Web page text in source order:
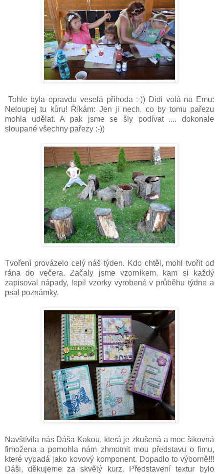
Tohle byla opravdu veselá příhoda :-)) Didi volá na Emu:
Neloupej tu kůru! Říkám: Jen ji nech, co by tomu pařezu
mohla udělat. A pak jsme se šly podívat .... dokonale
sloupané všechny pařezy :-))
Tvoření provázelo celý náš týden. Kdo chtěl, mohl tvořit od
rána do večera. Začaly jsme vzorníkem, kam si každý
zapisoval nápady, lepil vzorky vyrobené v průběhu týdne a
psal poznámky.
Navštívila nás Dáša Kakou, která je zkušená a moc šikovná
fimožena a pomohla nám zhmotnit mou představu o fimu,
které vypadá jako kovový komponent. Dopadlo to výborně!!!
Dáši, děkujeme za skvělý kurz. Představení textur bylo